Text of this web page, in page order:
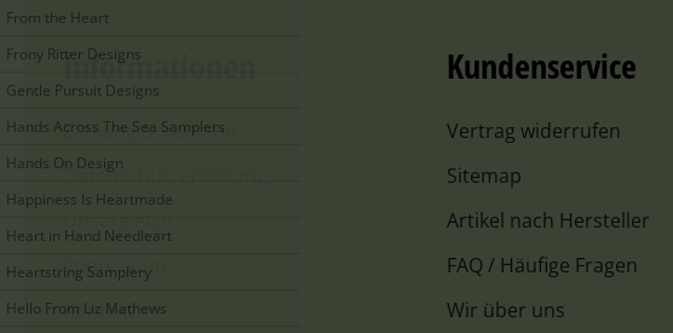
From the Heart
Frony Ritter Designs
Gentle Pursuit Designs
Hands Across The Sea Samplers
Hands On Design
Happiness Is Heartmade
Heart in Hand Needleart
Heartstring Samplery
Hello From Liz Mathews
Informationen
Zahlung & Versand
Datenschutzerklärung
Impressum
Kontakt
Kundenservice
Vertrag widerrufen
Sitemap
Artikel nach Hersteller
FAQ / Häufige Fragen
Wir über uns